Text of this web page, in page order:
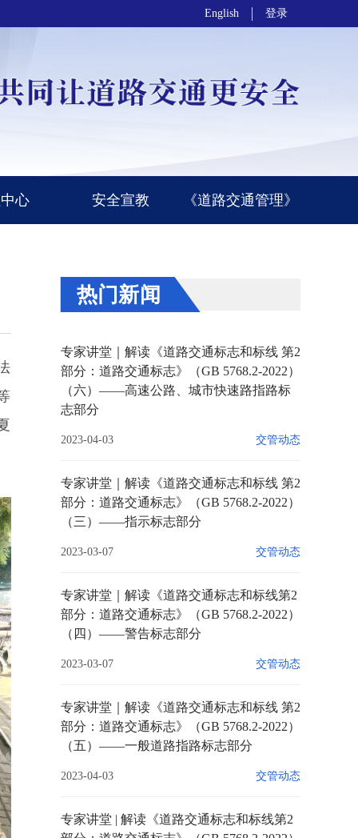
English 登录
心 安全宣教 《道路交通管理》
热门新闻
专家讲堂｜解读《道路交通标志和标线 第2
部分：道路交通标志》（GB 5768.2-2022）
（六）——高速公路、城市快速路指路标
志部分
2023-04-03 交管动态
专家讲堂｜解读《道路交通标志和标线 第2
部分：道路交通标志》（GB 5768.2-2022）
（三）——指示标志部分
2023-03-07 交管动态
专家讲堂｜解读《道路交通标志和标线第2
部分：道路交通标志》（GB 5768.2-2022）
（四）——警告标志部分
2023-03-07 交管动态
专家讲堂｜解读《道路交通标志和标线 第2
部分：道路交通标志》（GB 5768.2-2022）
（五）——一般道路指路标志部分
2023-04-03 交管动态
专家讲堂 | 解读《道路交通标志和标线第2